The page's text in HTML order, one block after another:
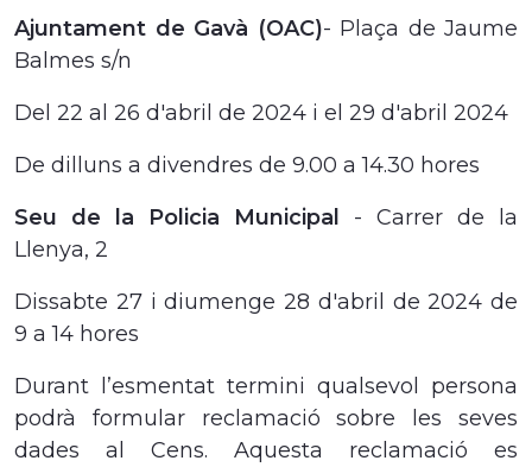
Ajuntament de Gavà (OAC)- Plaça de Jaume
Balmes s/n
Del 22 al 26 d'abril de 2024 i el 29 d'abril 2024
De dilluns a divendres de 9.00 a 14.30 hores
Seu de la Policia Municipal
- Carrer de la
Llenya, 2
Dissabte 27 i diumenge 28 d'abril de 2024 de
9 a 14 hores
Durant l’esmentat termini qualsevol persona
podrà formular reclamació sobre les seves
dades al Cens. Aquesta reclamació es